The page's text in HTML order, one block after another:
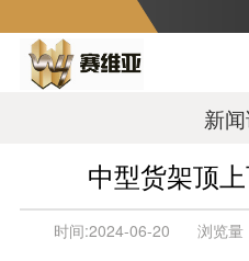
新
中型货架顶
时间:2024-06-20 浏览量